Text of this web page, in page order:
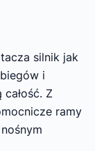
silnik jak
i
Z
ramy